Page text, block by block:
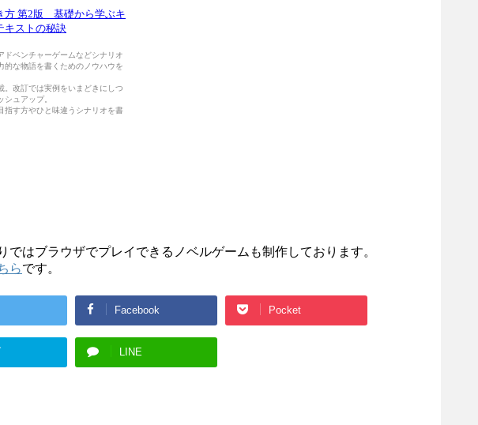
ではブラウザでプレイできるノベルゲームも制作しております。
らです。
Facebook Pocket
LINE